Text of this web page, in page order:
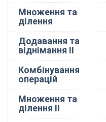
Множення та
ділення
Додавання та
віднімання II
Комбінування
операцій
Множення та
ділення II